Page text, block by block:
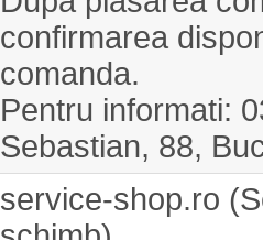
confirmarea
comanda.
Pentru informati:
Sebastian, 88,
service-shop.ro